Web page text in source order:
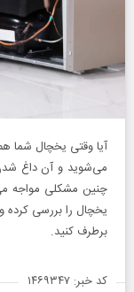
آیا وقتی یخچال شما
می‌شوید و آن داغ
چنین مشکلی مواجه
یخچال را بررسی کرده
برطرف کنید.
کد خبر: ۱۴۶۹۳۴۷